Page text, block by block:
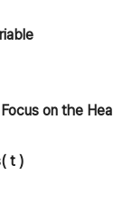
on the Hea
t )